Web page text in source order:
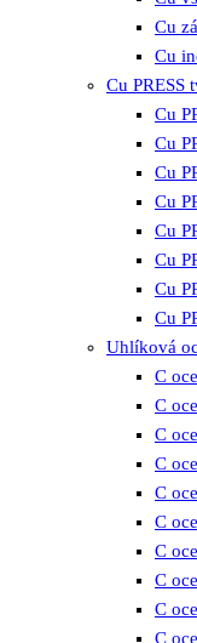
Cu
Cu
Cu PRESS
Cu
Cu
Cu
Cu
Cu
Cu
Cu
Cu
Uhlíková
C
C
C
C
C
C
C
C
C
C